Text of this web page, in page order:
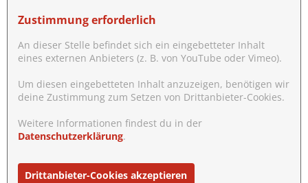
Zustimmung erforderlich
An dieser Stelle befindet sich ein eingebetteter Inhalt
eines externen Anbieters (z. B. von YouTube oder Vimeo).
Um diesen eingebetteten Inhalt anzuzeigen, benötigen wir
deine Zustimmung zum Setzen von Drittanbieter-Cookies.
Weitere Informationen findest du in der
Datenschutzerklärung.
Drittanbieter-Cookies akzeptieren